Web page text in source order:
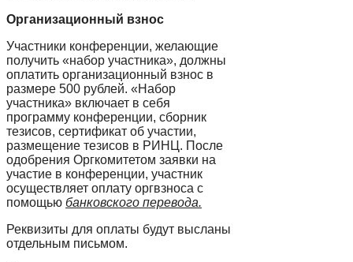
Организационный взнос
Участники конференции, желающие
получить «набор участника», должны
оплатить организационный взнос в
размере 500 рублей. «Набор
участника» включает в себя
программу конференции, сборник
тезисов, сертификат об участии,
размещение тезисов в РИНЦ. После
одобрения Оргкомитетом заявки на
участие в конференции, участник
осуществляет оплату оргвзноса с
помощью банковского перевода.
Реквизиты для оплаты будут высланы
отдельным письмом.